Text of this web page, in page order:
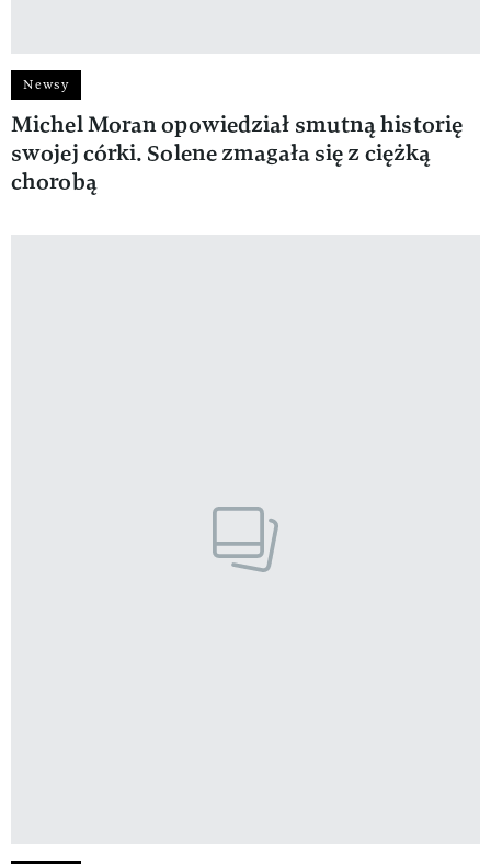
Newsy
Michel Moran opowiedział smutną historię
swojej córki. Solene zmagała się z ciężką
chorobą